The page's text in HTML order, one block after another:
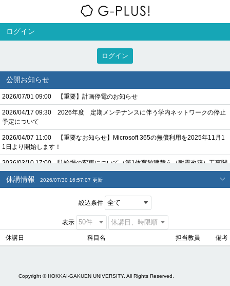
ログイン
ログイン
公開お知らせ
2026/07/01 09:00 【重要】計画停電のお知らせ
2026/04/17 09:30 2026年度 定期メンテナンスに伴う学内ネットワークの停止
予定について
2026/04/07 11:00 【重要なお知らせ】Microsoft 365の無償利用を2025年11月1
1日より開始します！
2026/03/10 17:00 駐輪場の変更について（第1体育館建替え（耐震改築）工事関
連）
2026/03/06 09:00 北海学園大学・北海高校の第1体育館建替え（耐震改築）工事
休講情報 2026/07/30 16:57:07 更新
絞込条件
表示
休講日 科目名 担当教員 備考
Copyright © HOKKAI-GAKUEN UNIVERSITY. All Rights Reserved.